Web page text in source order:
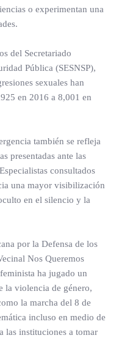
o experimentan una
del Secretariado
Pública (SESNSP),
sexuales han
en 2016 a 8,001 en
también se refleja
presentadas ante las
consultados
una mayor visibilización
en el silencio y la
por la Defensa de los
Nos Queremos
ha jugado un
la violencia de género,
la marcha del 8 de
incluso en medio de
las instituciones a tomar